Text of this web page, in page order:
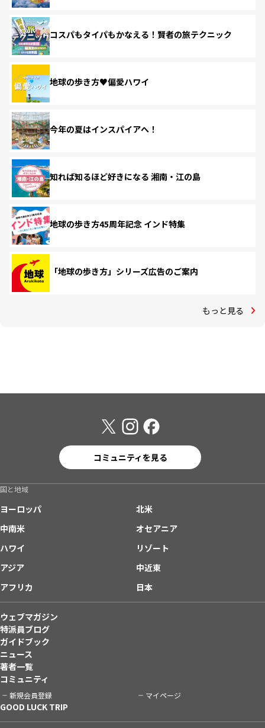
コスパもタイパもかなえる！賢者の旅テクニック
地球の歩き方♥偏愛ハワイ
今年の夏はインスパイアへ！
知れば知るほど好きになる 湘南・江の島
地球の歩き方45周年記念 インド特集
「地球の歩き方」シリーズ広告のご案内
もっと見る
コミュニティを見る
国と地域
ヨーロッパ
北米
中南米
オセアニア
ハワイ
リゾート
アジア
中近東
アフリカ
日本
ウェブマガジン
特派員ブログ
ガイドブック
ニュース
著者一覧
コミュニティ
新規会員登録 マイページ
GOOD LUCK TRIP